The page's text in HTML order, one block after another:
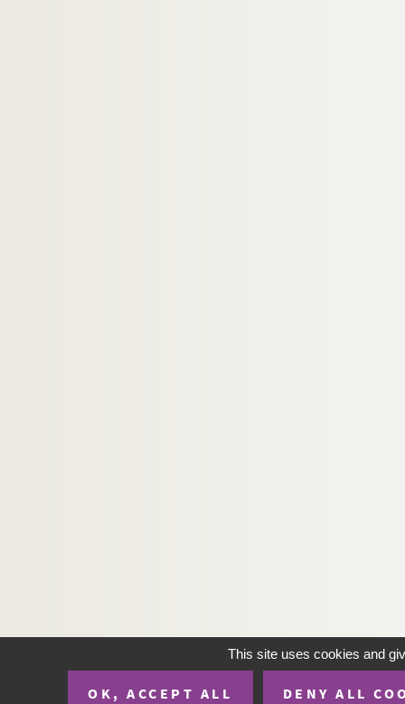
This site uses cookies and
OK, ACCEPT ALL DENY ALL